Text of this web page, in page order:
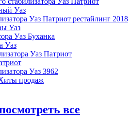
Уаз
Уаз Патриот рестайлинг 2018
Уаз
Уаз Буханка
Уаз
Уаз Патриот
Уаз 3962
продаж
все